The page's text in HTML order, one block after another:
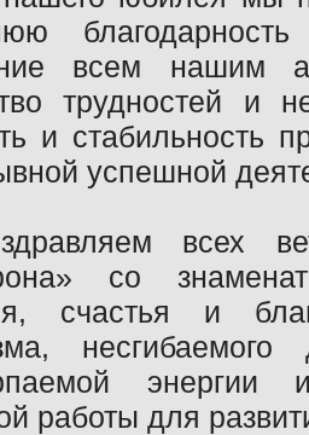
всем нашим
трудностей и
и стабильность
успешной
всех
со
счастья и
работы для